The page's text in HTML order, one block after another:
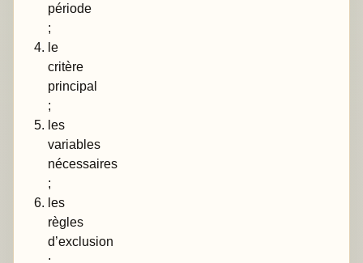
période
;
le
critère
principal
;
les
variables
nécessaires
;
les
règles
d’exclusion